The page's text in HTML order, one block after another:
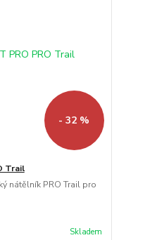
- 32 %
Trail
nátělník PRO Trail pro
Skladem